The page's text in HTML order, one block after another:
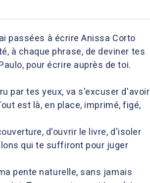
passées à écrire Anissa Corto
à chaque phrase, de deviner tes
pour écrire auprès de toi.
par tes yeux, va s'excuser d'avoir
est là, en place, imprimé, figé,
d'ouvrir le livre, d'isoler
qui te suffiront pour juger
pente naturelle, sans jamais